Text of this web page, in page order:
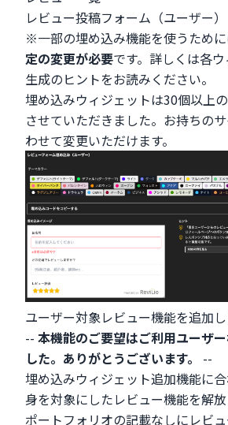
レビュー投稿フォーム（ユーザー）
※一部の埋め込み機能を使うため
定の変更が必要です。詳しくは各
生成のヒントをお読みください。
埋め込みウィジェットは30個以上
させていただきました。お持ちの
わせて変更いただけます。
ユーザー対象レビュー機能を追加
-- 本機能のご要望はご利用ユーザ
した。ありがとうございます。
--
埋め込みウィジェット追加機能に
身を対象にしたレビュー機能を解放
ポートフォリオの記載なしにレビ